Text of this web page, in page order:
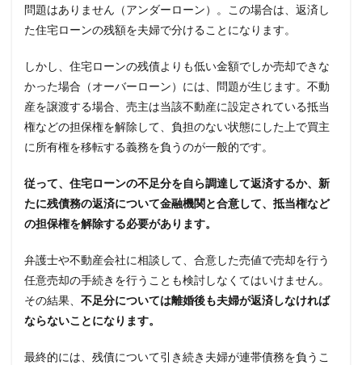
問題はありません（アンダーローン）。この場合は、返済し
た住宅ローンの残額を夫婦で分けることになります。
しかし、住宅ローンの残債よりも低い金額でしか売却できな
かった場合（オーバーローン）には、問題が生じます。不動
産を譲渡する場合、売主は当該不動産に設定されている抵当
権などの担保権を解除して、負担のない状態にした上で買主
に所有権を移転する義務を負うのが一般的です。
従って、住宅ローンの不足分を自ら調達して返済するか、新
たに残債務の返済について金融機関と合意して、抵当権など
の担保権を解除する必要があります。
弁護士や不動産会社に相談して、合意した売値で売却を行う
任意売却の手続きを行うことも検討しなくてはいけません。
その結果、 不足分については離婚後も夫婦が返済しなければ
ならないことになります。
最終的には、残債について引き続き夫婦が連帯債務を負うこ